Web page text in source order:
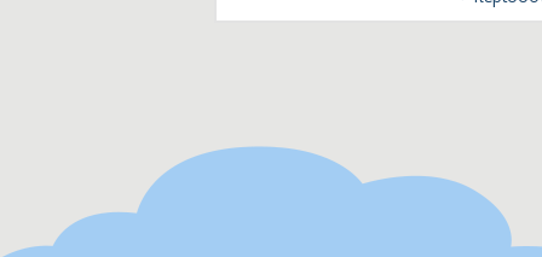
παιχνίδια του, όπως οι ελαστικές
καθρέφτη ασφαλή για μωρά που
στην ανακάλυψη του εαυτού τους. Το
παιχνίδι εξασφαλίζει στα παιδιά μια